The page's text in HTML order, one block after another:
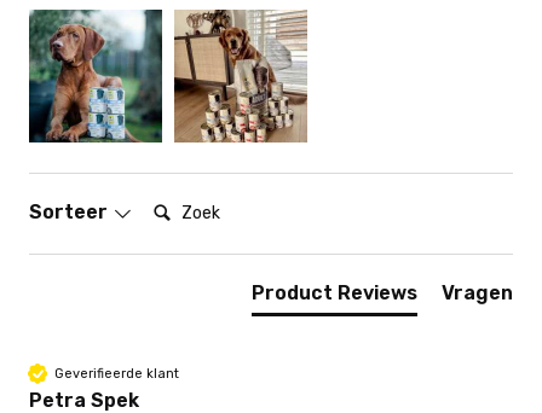
Sorteer Zoek:
Product Reviews Vragen
Geverifieerde klant
Petra Spek